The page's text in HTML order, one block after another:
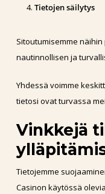
Tietojen säilytys
Sitoutumisemme
nautinnollisen ja
Yhdessä voimme
tietosi ovat turvassa
Vinkkejä
Tietojemme
Casinon käytössä